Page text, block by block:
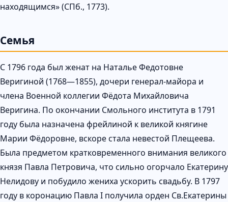
находящимся» (СПб., 1773).
Семья
С 1796 года был женат на Наталье Федотовне
Веригиной (1768—1855), дочери генерал-майора и
члена Военной коллегии Фёдота Михайловича
Веригина. По окончании Смольного института в 1791
году была назначена фрейлиной к великой княгине
Марии Фёдоровне, вскоре стала невестой Плещеева.
Была предметом кратковременного внимания великого
князя Павла Петровича, что сильно огорчало Екатерину
Нелидову и побудило жениха ускорить свадьбу. В 1797
году в коронацию Павла I получила орден Св.Екатерины